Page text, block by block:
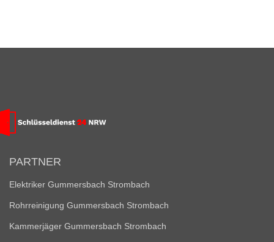
PARTNER
Elektriker Gummersbach Strombach
Rohrreinigung Gummersbach Strombach
Kammerjäger Gummersbach Strombach